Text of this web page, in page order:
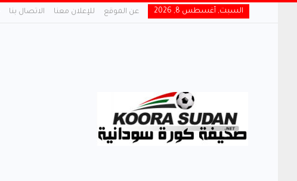
السبت, أغسطس 8, 2026 عن الموقع للإعلان معنا الاتصال بنا